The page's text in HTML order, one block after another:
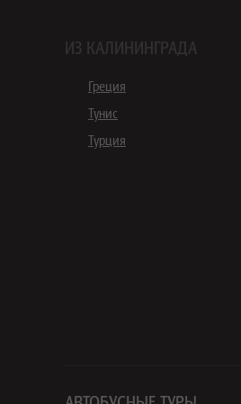
ИЗ КАЛИНИНГРАДА
Греция
Тунис
Турция